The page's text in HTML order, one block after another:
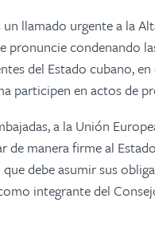
llamado urgente a la
pronuncie condenando
del Estado cubano,
participen en actos de
a la Unión
de manera firme al
debe asumir sus
integrante del